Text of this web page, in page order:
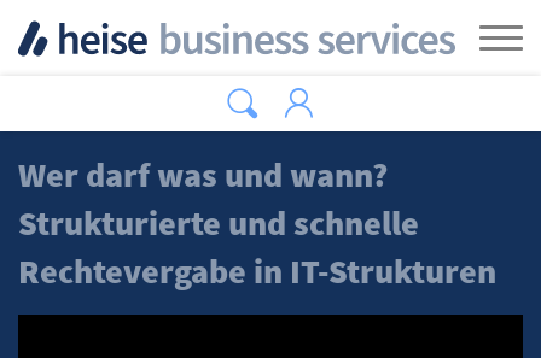
Wer darf was und wann?
Strukturierte und schnelle
Rechtevergabe in IT-Strukturen